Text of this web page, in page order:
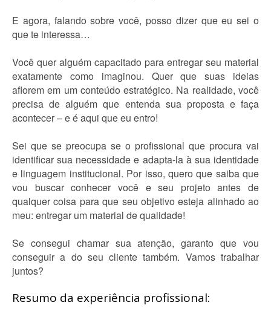
E agora, falando sobre você, posso dizer que eu sei o
que te interessa…
Você quer alguém capacitado para entregar seu material
exatamente como imaginou. Quer que suas ideias
aflorem em um conteúdo estratégico. Na realidade, você
precisa de alguém que entenda sua proposta e faça
acontecer – e é aqui que eu entro!
Sei que se preocupa se o profissional que procura vai
identificar sua necessidade e adapta-la à sua identidade
e linguagem institucional. Por isso, quero que saiba que
vou buscar conhecer você e seu projeto antes de
qualquer coisa para que seu objetivo esteja alinhado ao
meu: entregar um material de qualidade!
Se consegui chamar sua atenção, garanto que vou
conseguir a do seu cliente também. Vamos trabalhar
juntos?
Resumo da experiência profissional: